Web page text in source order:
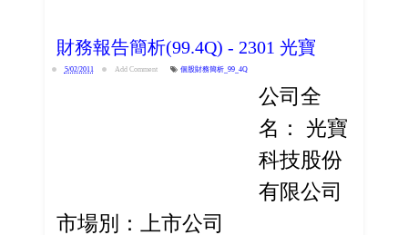
財務報告簡析(99.4Q) - 2301 光寶
5/02/2011 Add Comment 個股財務簡析_99_4Q
公司全
名： 光寶
科技股份
有限公司
市場別：上市公司